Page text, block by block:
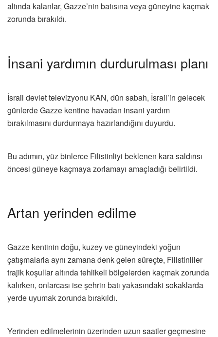
altında kalanlar, Gazze’nin batısına veya güneyine kaçmak
zorunda bırakıldı.
İnsani yardımın durdurulması planı
İsrail devlet televizyonu KAN, dün sabah, İsrail’in gelecek
günlerde Gazze kentine havadan insani yardım
bırakılmasını durdurmaya hazırlandığını duyurdu.
Bu adımın, yüz binlerce Filistinliyi beklenen kara saldırısı
öncesi güneye kaçmaya zorlamayı amaçladığı belirtildi.
Artan yerinden edilme
Gazze kentinin doğu, kuzey ve güneyindeki yoğun
çatışmalarla aynı zamana denk gelen süreçte, Filistinliler
trajik koşullar altında tehlikeli bölgelerden kaçmak zorunda
kalırken, onlarcası ise şehrin batı yakasındaki sokaklarda
yerde uyumak zorunda bırakıldı.
Yerinden edilmelerinin üzerinden uzun saatler geçmesine